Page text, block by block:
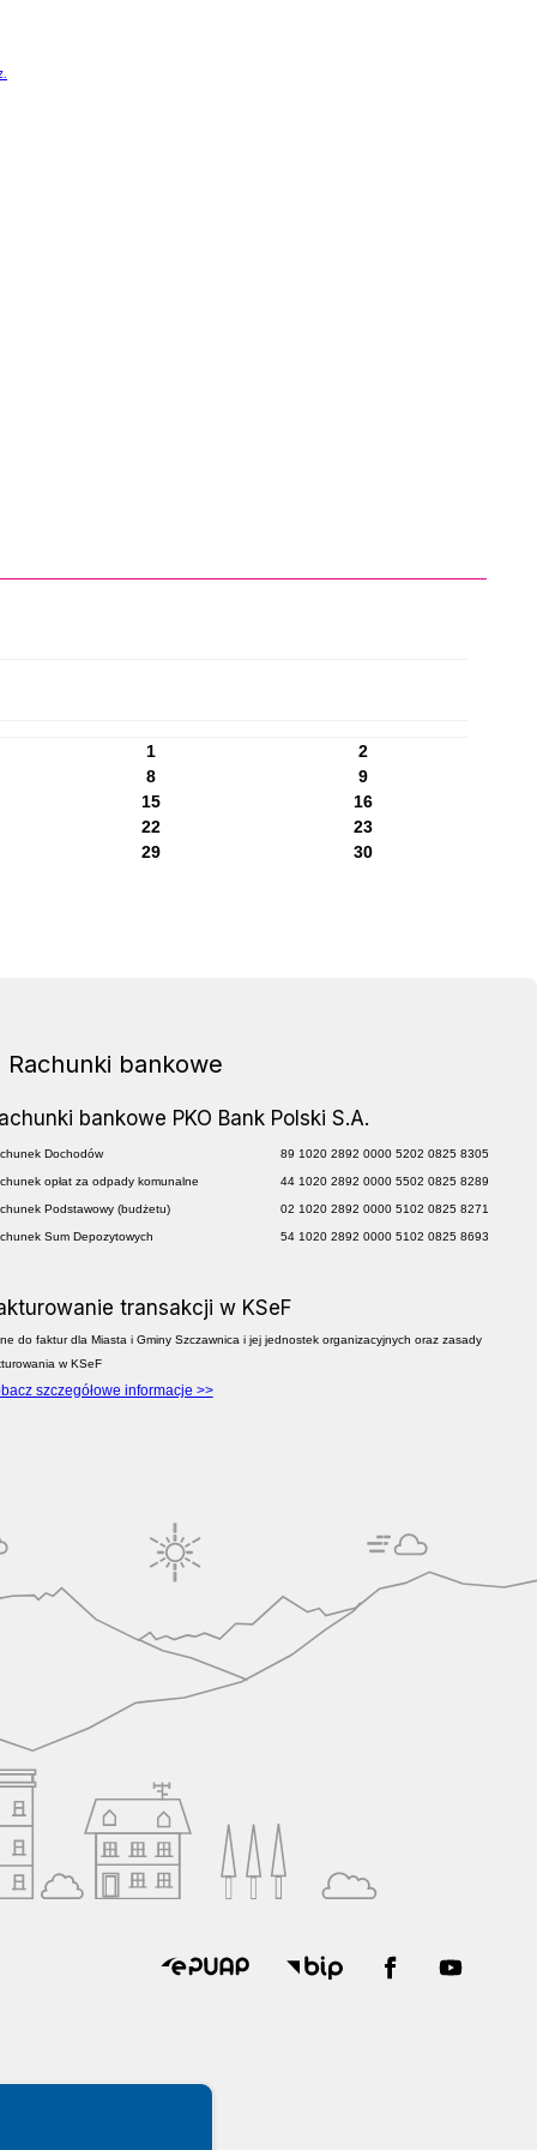
1
2
8
9
15
16
22
23
29
30
Rachunki bankowe
bankowe PKO Bank Polski S.A.
Dochodów 89 1020 2892 0000 5202 0825 8305
opłat za odpady komunalne 44 1020 2892 0000 5502 0825 8289
Podstawowy (budżetu) 02 1020 2892 0000 5102 0825 8271
Sum Depozytowych 54 1020 2892 0000 5102 0825 8693
transakcji w KSeF
do faktur dla Miasta i Gminy Szczawnica i jej jednostek organizacyjnych oraz zasady
w KSeF
szczegółowe informacje >>